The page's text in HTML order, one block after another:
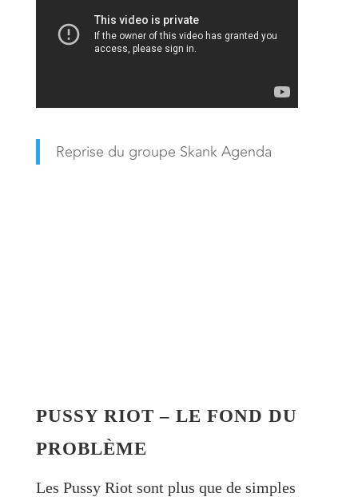
Reprise du groupe Skank Agenda
PUSSY RIOT – LE FOND DU
PROBLÈME
Les Pussy Riot sont plus que de simples